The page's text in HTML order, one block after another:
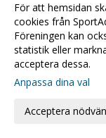
Sarah - Månadens
Alla till hallen
F03 mot Steg 4 i USM
USM & Sammandrag...
Kristianstad Handboll
Öppettider för kansliet
För att hemsidan
cookies från
Föreningen kan
statistik eller
acceptera dessa.
Anpassa dina val
Acceptera